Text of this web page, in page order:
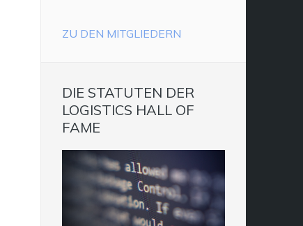
ZU DEN MITGLIEDERN
DIE STATUTEN DER
LOGISTICS HALL OF
FAME